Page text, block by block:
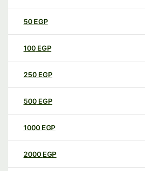
50 EGP
100 EGP
250 EGP
500 EGP
1000 EGP
2000 EGP